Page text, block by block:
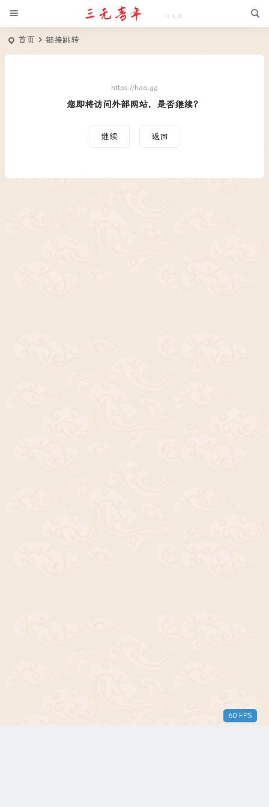
首页 链接跳转
https://hao.gg
您即将访问外部网站，是否继续？
继续 返回
60 FPS